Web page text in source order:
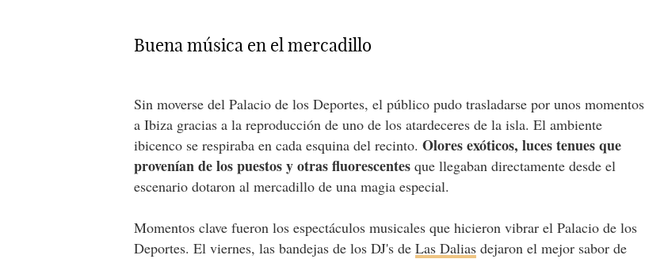
Buena música en el mercadillo
Sin moverse del Palacio de los Deportes, el público pudo trasladarse por unos momentos
a Ibiza gracias a la reproducción de uno de los atardeceres de la isla. El ambiente
ibicenco se respiraba en cada esquina del recinto.Olores exóticos, luces tenues que
provenían de los puestos y otras fluorescentes que llegaban directamente desde el
escenario dotaron al mercadillo de una magia especial.
Momentos clave fueron los espectáculos musicales que hicieron vibrar el Palacio de los
Deportes. El viernes, las bandejas de los DJ's deLas Dalias dejaron el mejor sabor de